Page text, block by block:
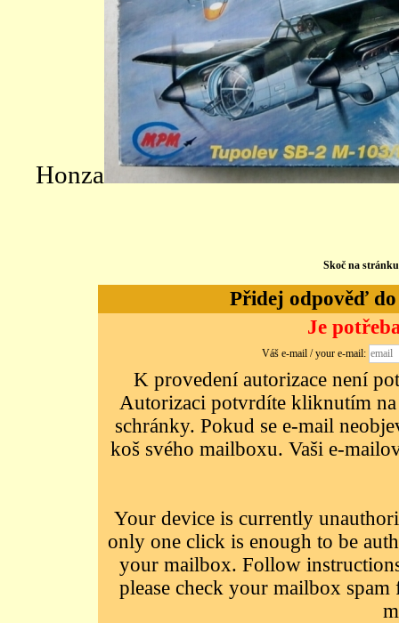
Honza
Skoč na
Přidej odpověď
Je
Váš e-mail / your e-mail:
K provedení autorizace není
Autorizaci potvrdíte kliknutím na
schránky. Pokud se e-mail
koš svého mailboxu. Vaši e-
Your device is currently
only one click is enough to be
your mailbox. Follow
please check your mailbox